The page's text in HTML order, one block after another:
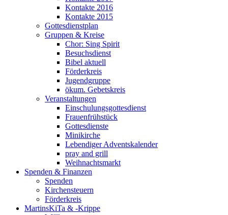
Kontakte 2016
Kontakte 2015
Gottesdienstplan
Gruppen & Kreise
Chor: Sing Spirit
Besuchsdienst
Bibel aktuell
Förderkreis
Jugendgruppe
ökum. Gebetskreis
Veranstaltungen
Einschulungsgottesdienst
Frauenfrühstück
Gottesdienste
Minikirche
Lebendiger Adventskalender
pray and grill
Weihnachtsmarkt
Spenden & Finanzen
Spenden
Kirchensteuern
Förderkreis
MartinsKiTa & -Krippe